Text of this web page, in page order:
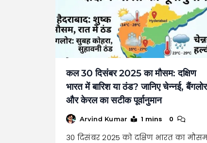
कल 30 दिसंबर 2025 का मौसम: दक्षिण
भारत में बारिश या ठंड? जानिए चेन्नई, बैंगलोर
और केरल का सटीक पूर्वानुमान
Arvind Kumar 1 mins 0
30 दिसंबर 2025 को दक्षिण भारत का